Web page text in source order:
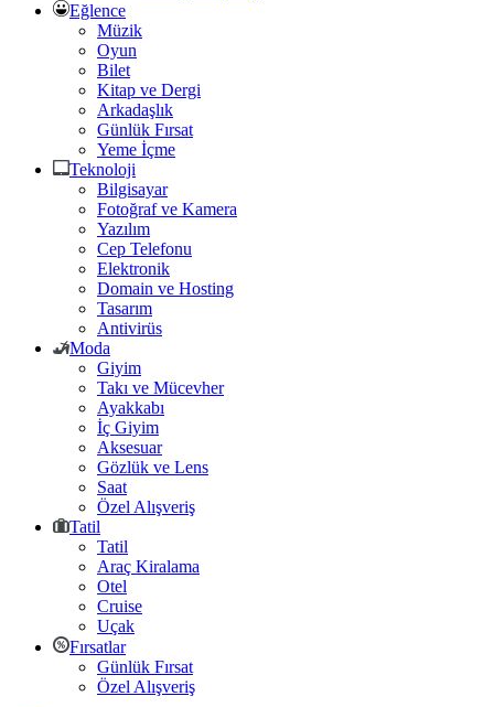
Eğlence
Müzik
Oyun
Bilet
Kitap ve Dergi
Arkadaşlık
Günlük Fırsat
Yeme İçme
Teknoloji
Bilgisayar
Fotoğraf ve Kamera
Yazılım
Cep Telefonu
Elektronik
Domain ve Hosting
Tasarım
Antivirüs
Moda
Giyim
Takı ve Mücevher
Ayakkabı
İç Giyim
Aksesuar
Gözlük ve Lens
Saat
Özel Alışveriş
Tatil
Tatil
Araç Kiralama
Otel
Cruise
Uçak
Fırsatlar
Günlük Fırsat
Özel Alışveriş